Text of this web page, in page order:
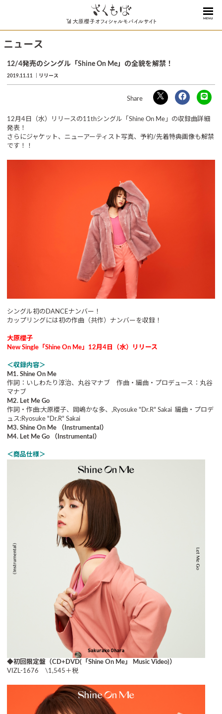
MENU
ニュース
12/4発売のシングル「Shine On Me」の全貌を解禁！
2019.11.11 リリース
12月4日（水）リリースの11thシングル「Shine On Me」の収録曲詳細
発表！
さらにジャケット、ニューアーティスト写真、予約/先着特典画像も解禁
です！！
シングル初のDANCEナンバー！
カップリングには初の作曲（共作）ナンバーを収録！
大原櫻子
New Single「Shine On Me」12月4日（水）リリース
＜収録内容＞
M1. Shine On Me
作詞：いしわたり淳治、丸谷マナブ 作曲・編曲・プロデュース：丸谷
マナブ
M2. Let Me Go
作詞・作曲:大原櫻子、岡嶋かな多、,Ryosuke "Dr.R" Sakai 編曲・プロデ
ュス:Ryosuke "Dr.R" Sakai
M3. Shine On Me （Instrumental）
M4. Let Me Go （Instrumental）
＜商品仕様＞
◆初回限定盤（CD+DVD(「Shine On Me」 Music Video)）
VIZL-1676 \1,545＋税